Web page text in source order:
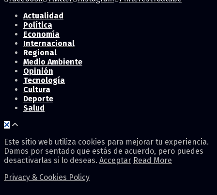
Actualidad
Política
Economía
Internacional
Regional
Medio Ambiente
Opinión
Tecnología
Cultura
Deporte
Salud
Este sitio web utiliza cookies para mejorar tu experiencia.
Damos por sentado que estás de acuerdo, pero puedes
desactivarlas si lo deseas. Acceptar Read More
Privacy & Cookies Policy